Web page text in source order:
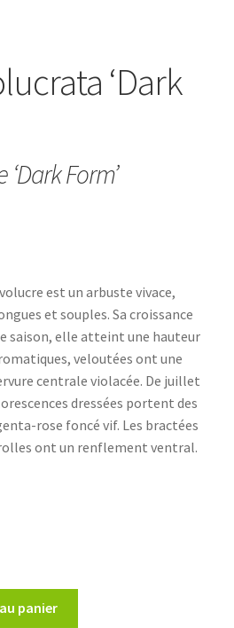
‘Dark
Form’
:
est un arbuste vivace,
et souples. Sa croissance
saison, elle atteint une hauteur
veloutées ont une
centrale violacée. De juillet
dressées portent des
rose foncé vif. Les bractées
ont un renflement ventral.
panier